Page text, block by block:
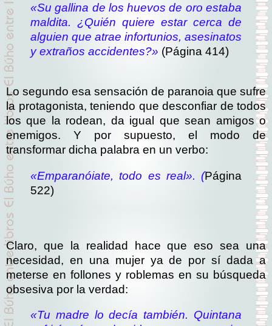
«Su gallina de los huevos de oro estaba
maldita. ¿Quién quiere estar cerca de
alguien que atrae infortunios, asesinatos
y extraños accidentes?» (Página 414)
Lo segundo esa sensación de paranoia que sufre
la protagonista, teniendo que desconfiar de todos
los que la rodean, da igual que sean amigos o
enemigos. Y por supuesto, el modo de
transformar dicha palabra en un verbo:
«Emparanóiate, todo es real». (Página
522)
Claro, que la realidad hace que eso sea una
necesidad, en una mujer ya de por sí dada a
meterse en follones y roblemas en su búsqueda
obsesiva por la verdad:
«Tu madre lo decía también. Quintana